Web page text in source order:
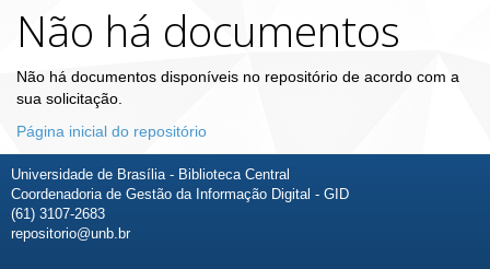
Não há documentos
Não há documentos disponíveis no repositório de acordo com a
sua solicitação.
Página inicial do repositório
Universidade de Brasília - Biblioteca Central
Coordenadoria de Gestão da Informação Digital - GID
(61) 3107-2683
repositorio@unb.br